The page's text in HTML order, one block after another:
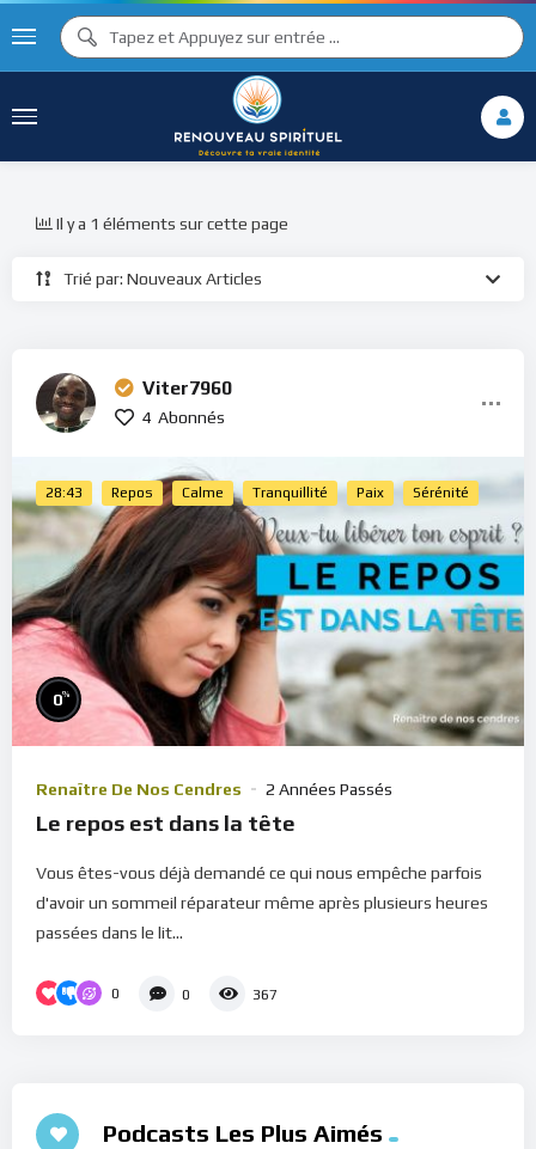
Trié par: Nouveaux Articles
Il y a 1 éléments sur cette page
Viter7960
4 Abonnés
28:43 Repos Calme Tranquillité Paix Sérénité
0%
Renaître De Nos Cendres 2 Années Passés
Le repos est dans la tête
Vous êtes-vous déjà demandé ce qui nous empêche parfois
d'avoir un sommeil réparateur même après plusieurs heures
passées dans le lit...
0 0 367
Podcasts Les Plus Aimés